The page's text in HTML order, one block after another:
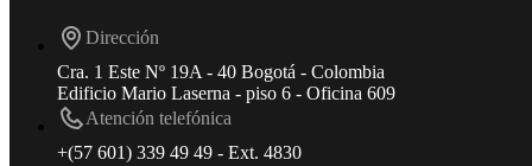
Dirección
Cra. 1 Este Nº 19A - 40 Bogotá - Colombia
Edificio Mario Laserna - piso 6 - Oficina 609
Atención telefónica
+(57 601) 339 49 49 - Ext. 4830